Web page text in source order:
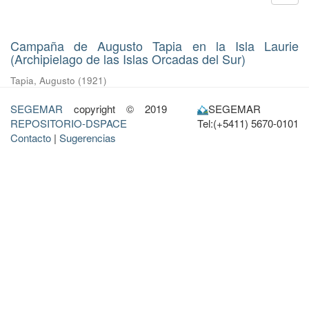
Campaña de Augusto Tapia en la Isla Laurie
(Archipielago de las Islas Orcadas del Sur)
Tapia, Augusto (1921)
SEGEMAR copyright © 2019
REPOSITORIO-DSPACE
Contacto | Sugerencias
SEGEMAR
Tel:(+5411) 5670-0101